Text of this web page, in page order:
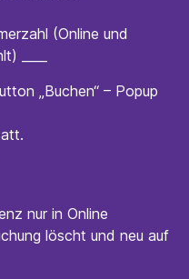
(Online und
____
„Buchen“ – Popup
nur in Online
löscht und neu auf